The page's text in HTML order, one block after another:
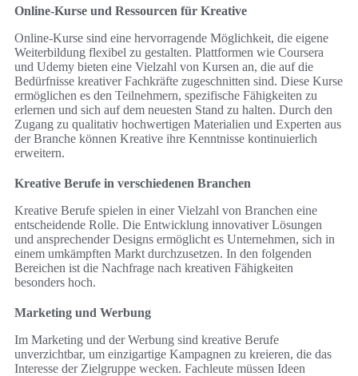
Online-Kurse und Ressourcen für Kreative
Online-Kurse sind eine hervorragende Möglichkeit, die eigene
Weiterbildung flexibel zu gestalten. Plattformen wie Coursera
und Udemy bieten eine Vielzahl von Kursen an, die auf die
Bedürfnisse kreativer Fachkräfte zugeschnitten sind. Diese Kurse
ermöglichen es den Teilnehmern, spezifische Fähigkeiten zu
erlernen und sich auf dem neuesten Stand zu halten. Durch den
Zugang zu qualitativ hochwertigen Materialien und Experten aus
der Branche können Kreative ihre Kenntnisse kontinuierlich
erweitern.
Kreative Berufe in verschiedenen Branchen
Kreative Berufe spielen in einer Vielzahl von Branchen eine
entscheidende Rolle. Die Entwicklung innovativer Lösungen
und ansprechender Designs ermöglicht es Unternehmen, sich in
einem umkämpften Markt durchzusetzen. In den folgenden
Bereichen ist die Nachfrage nach kreativen Fähigkeiten
besonders hoch.
Marketing und Werbung
Im Marketing und der Werbung sind kreative Berufe
unverzichtbar, um einzigartige Kampagnen zu kreieren, die das
Interesse der Zielgruppe wecken. Fachleute müssen Ideen